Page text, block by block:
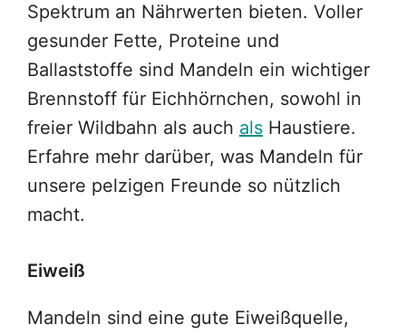
Spektrum an Nährwerten bieten. Voller
gesunder Fette, Proteine und
Ballaststoffe sind Mandeln ein wichtiger
Brennstoff für Eichhörnchen, sowohl in
freier Wildbahn als auch als Haustiere.
Erfahre mehr darüber, was Mandeln für
unsere pelzigen Freunde so nützlich
macht.
Eiweiß
Mandeln sind eine gute Eiweißquelle,